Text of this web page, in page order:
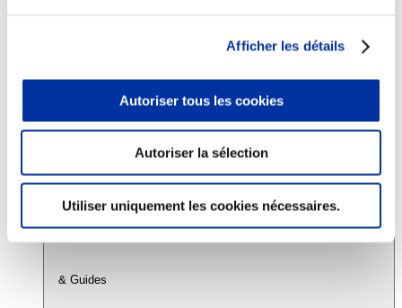
Afficher les détails
Autoriser tous les cookies
Autoriser la sélection
Utiliser uniquement les cookies nécessaires.
Viandes et santé
Juste rémunération et attractivité des métiers
Info-veille scientifique
Sources d’information
& Guides